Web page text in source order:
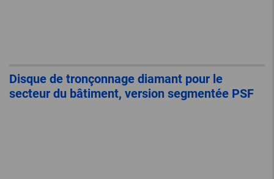
Disque de tronçonnage diamant pour le
secteur du bâtiment, version segmentée PSF